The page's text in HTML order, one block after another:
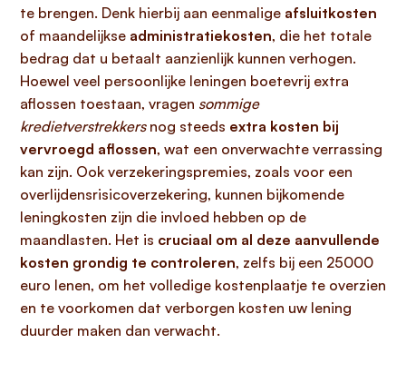
te brengen. Denk hierbij aan eenmalige afsluitkosten
of maandelijkse administratiekosten, die het totale
bedrag dat u betaalt aanzienlijk kunnen verhogen.
Hoewel veel persoonlijke leningen boetevrij extra
aflossen toestaan, vragen sommige
kredietverstrekkersnog steeds extra kosten bij
vervroegd aflossen, wat een onverwachte verrassing
kan zijn. Ook verzekeringspremies, zoals voor een
overlijdensrisicoverzekering, kunnen bijkomende
leningkosten zijn die invloed hebben op de
maandlasten. Het is cruciaal om al deze aanvullende
kosten grondig te controleren, zelfs bij een 25000
euro lenen, om het volledige kostenplaatje te overzien
en te voorkomen dat verborgen kosten uw lening
duurder maken dan verwacht.